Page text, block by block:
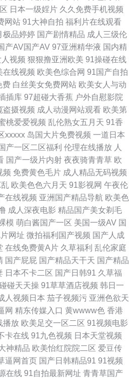
级 日韩伦理资源 天堂素人搭讪 蜜桃狠狠综
视频 日本韩国wwwwwwwwww 超碰44资
国产美女爆菊视频 鬼灭之刃免费观看 欧美
天四房婷婷 欧美成人精品专区 日韩无码第
线视频观看 毛片九九 俺去俺来也 a篇资源吧
青草国产精品 亚洲无码一区精品 爱逼牛牛
房播播 草莓视频导航 福利小视频导航 91
午夜成人福利区 含羞草黄影院 精品久久三
99国产精品导航 成人免费观看大全 日韩51
区香蕉 51自慰在线观看 密桃视颏免费观看
韩国一级在线 精品一欧洲综合 欧洲青青草
线观看 狠狠干超碰 中文字幕亚洲国产正在
欧美成人 免费的视频 欧美男女黄色 色悠久
色片 韩日欧一区 大香蕉伊人粉红 91网站
欧美1 婷婷瑟 日韩中文视频 A片w影院
日本一级婬片 久久免费手机视频
网站 91大神自拍 福利片在线观看
极品婷婷 国产剧情精品 成人三级伦
产AV国产AV 97亚洲精华液 国内精
视频 狠狠撸亚洲欧美 91操碰在线
在线视频 欧美色综合网 91国产自拍
费 白丝美女免费网站 欧美女人与动
插库 97超碰大香蕉 户外自慰影院
盗摄视频 成人动漫网站观看 欧美第
桃爱爱视频 乱伦熟女五月天 91香
xxxxx 岛国大片免费视频 一道日本
产一区二区福利 伦理在线播放 人
国产一级片内射 夜夜骑青青草 欧
频 免费黄色毛片 成人精品无码视频
欧美色色六月天 91影视网 午夜伦
在线视频 亚洲国产精品导航 欧美色
成人深夜电影 精品国产美女剃毛
模 萌白酱国产一区 美国一级AV 国
网址 微拍福利国产视频 国产人成
在线免费黄A片 久草福利 乱伦家庭
国产屁屁 国产精品天干天 国产精品
日本不卡二区 国产日韩91 久草福
碰天天操 91草草酒店视频 韩日一
人视频日本 茄子视频污 亚洲色欲天
网 精东传媒入口 黄wwww色 香港
播放 欧美足交一区二区 91视频电影
卡在线 91九色视频 日本天堂视频
神精品 欧美怡红院院二区 爱豆传
逼网首页 国产日韩精品91 91视频
在线 91自拍最新网址 青青草国产